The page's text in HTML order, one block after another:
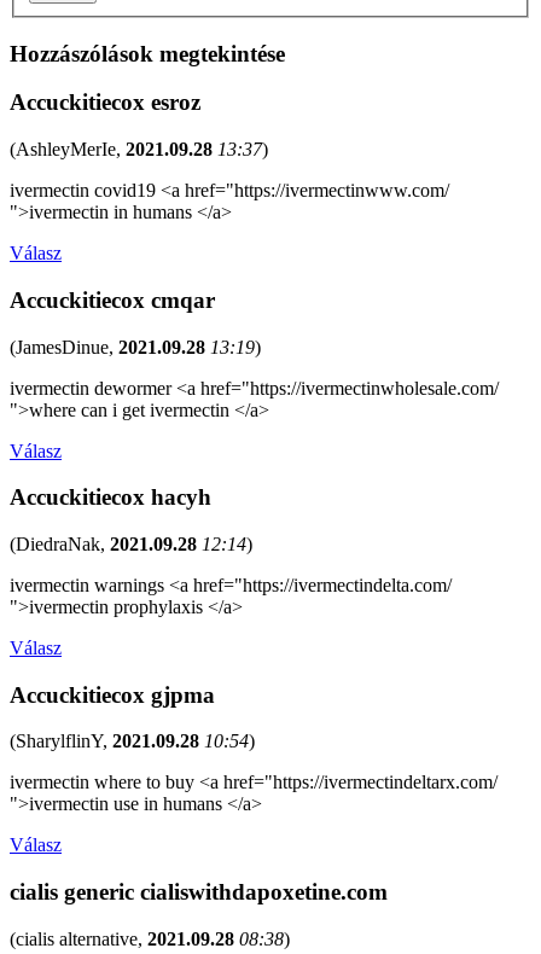
Hozzászólások megtekintése
Accuckitiecox esroz
(AshleyMerIe, 2021.09.28 13:37)
ivermectin covid19 <a href="https://ivermectinwww.com/
">ivermectin in humans </a>
Válasz
Accuckitiecox cmqar
(JamesDinue, 2021.09.28 13:19)
ivermectin dewormer <a href="https://ivermectinwholesale.com/
">where can i get ivermectin </a>
Válasz
Accuckitiecox hacyh
(DiedraNak, 2021.09.28 12:14)
ivermectin warnings <a href="https://ivermectindelta.com/
">ivermectin prophylaxis </a>
Válasz
Accuckitiecox gjpma
(SharylflinY, 2021.09.28 10:54)
ivermectin where to buy <a href="https://ivermectindeltarx.com/
">ivermectin use in humans </a>
Válasz
cialis generic cialiswithdapoxetine.com
(cialis alternative, 2021.09.28 08:38)